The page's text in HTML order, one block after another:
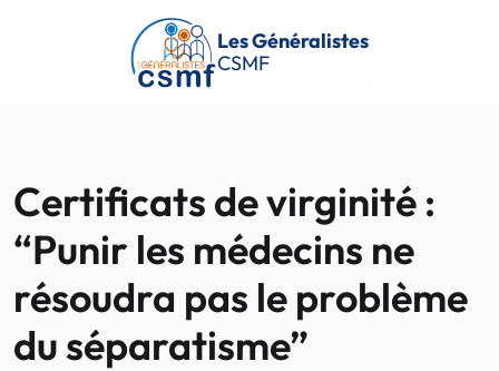
Passer au contenu principal
Les Généralistes
CSMF
Certificats de virginité :
“Punir les médecins ne
résoudra pas le problème
du séparatisme”